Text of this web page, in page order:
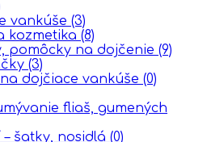
vankúše (3)
kozmetika (8)
pomôcky na dojčenie (9)
(3)
dojčiace vankúše (0)
fliaš, gumených
šatky, nosidlá (0)